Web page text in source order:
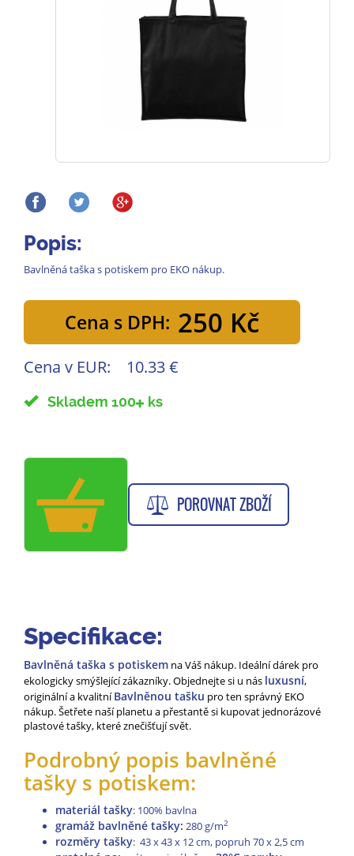
Popis:
Bavlněná taška s potiskem pro EKO nákup.
Cena s DPH: 250 Kč
Cena v EUR: 10.33 €
Skladem 100 ks
POROVNAT ZBOŽÍ
Specifikace:
Bavlněná taška s potiskem na Váš nákup. Ideální dárek pro
ekologicky smýšlející zákazníky. Objednejte si u nás luxusní,
originální a kvalitníBavlněnou tašku pro ten správný EKO
nákup. Šetřete naší planetu a přestantě si kupovat jednorázové
plastové tašky, které znečišťují svět.
Podrobný popis bavlněné
tašky s potiskem:
materiál tašky: 100% bavlna
gramáž bavlněné tašky: 280 g/m2
rozměry tašky: 43 x 43 x 12 cm, popruh 70 x 2,5 cm